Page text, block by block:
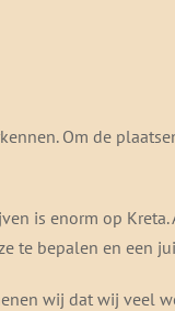
Om de
is enorm op
te bepalen en een
wij dat wij veel